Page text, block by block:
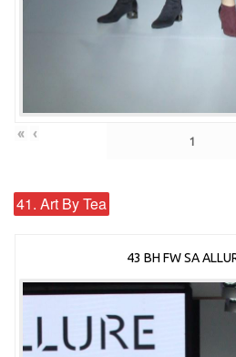
« ‹
41. Art By Tea
43 BH FW SA